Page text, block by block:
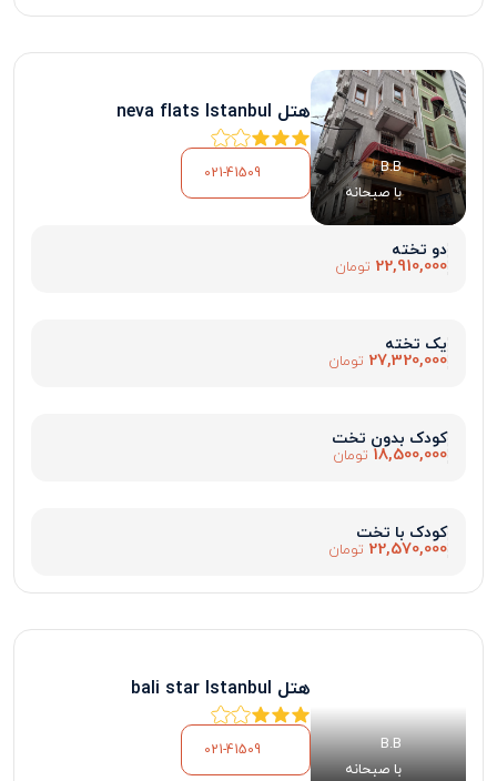
B.B
با صبحانه
هتل neva flats Istanbul
021-41509
دو تخته
22,910,000 تومان
یک تخته
27,320,000 تومان
کودک بدون تخت
18,500,000 تومان
کودک با تخت
22,570,000 تومان
B.B
با صبحانه
هتل bali star Istanbul
021-41509